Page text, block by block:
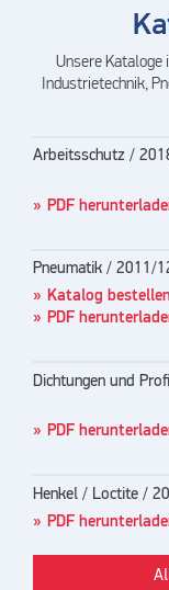
Unsere Kataloge
Industrietechnik,
Arbeitsschutz /
PDF
Pneumatik / 2011/
Katalog bestellen
PDF
Dichtungen und
PDF
Henkel / Loctite /
PDF